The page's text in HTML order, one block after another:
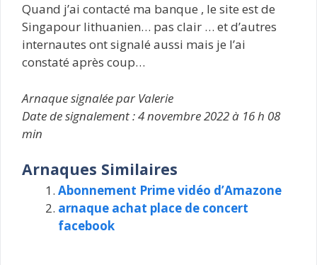
Quand j’ai contacté ma banque , le site est de
Singapour lithuanien… pas clair … et d’autres
internautes ont signalé aussi mais je l’ai
constaté après coup…
Arnaque signalée par Valerie
Date de signalement : 4 novembre 2022 à 16 h 08
min
Arnaques Similaires
Abonnement Prime vidéo d’Amazone
arnaque achat place de concert
facebook